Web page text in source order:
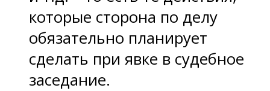
которые сторона по делу
обязательно планирует
сделать при явке в судебное
заседание.